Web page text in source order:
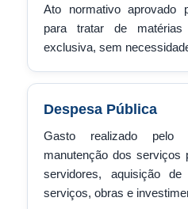
Ato normativo aprovado
para tratar de
exclusiva, sem
Despesa Pública
Gasto realizado pelo
manutenção dos serviços
servidores, aquisição
serviços, obras e